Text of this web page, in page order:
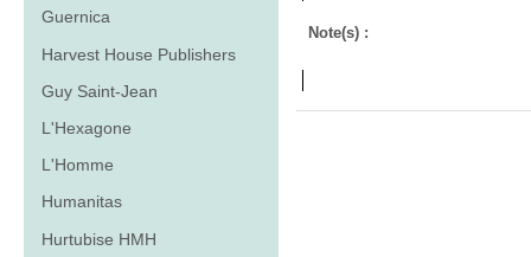
Guernica
Harvest House Publishers
Guy Saint-Jean
L'Hexagone
L'Homme
Humanitas
Hurtubise HMH
Note(s) :